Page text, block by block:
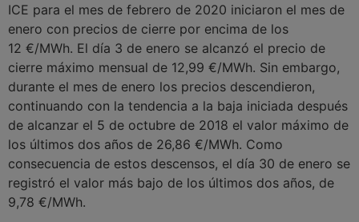
ICE para el mes de febrero de 2020 iniciaron el mes de
enero con precios de cierre por encima de los
12 €/MWh. El día 3 de enero se alcanzó el precio de
cierre máximo mensual de 12,99 €/MWh. Sin embargo,
durante el mes de enero los precios descendieron,
continuando con la tendencia a la baja iniciada después
de alcanzar el 5 de octubre de 2018 el valor máximo de
los últimos dos años de 26,86 €/MWh. Como
consecuencia de estos descensos, el día 30 de enero se
registró el valor más bajo de los últimos dos años, de
9,78 €/MWh.